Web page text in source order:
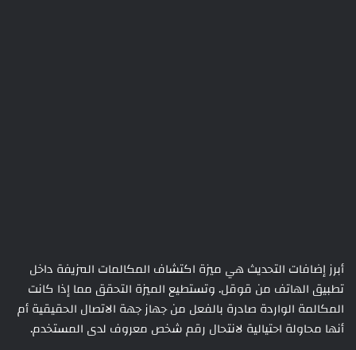
أبرز إضافات التحديث هي ميزة اكتشاف المكالمات المزيفة داخل
تطبيق الهاتف من قوقل. وتستطيع الميزة التحقق مما إذا كانت
المكالمة الواردة صادرة بالفعل من جهاز جهة الاتصال الحقيقية أم
أنها محاولة احتيالية لانتحال رقم شخص معروف لدى المستخدم.